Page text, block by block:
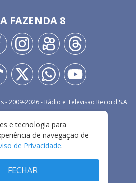
A FAZENDA 8
- 2009-2026- Rádio e Televisão Record S.A
CONOSCO
PRIVACIDADE
E CONDIÇÕES DE USO
e tecnologia para
de navegação de
de Privacidade.
FECHAR